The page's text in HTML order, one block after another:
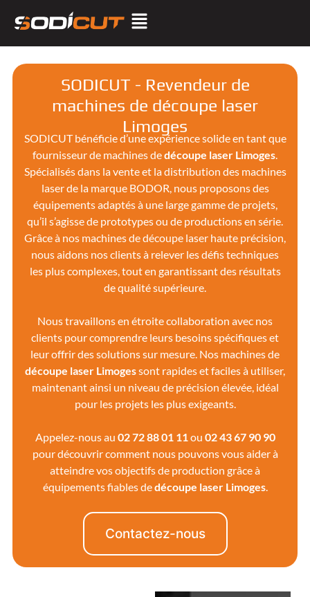
SODICUT - Revendeur de
machines de découpe laser
Limoges
SODICUT bénéficie d’une expérience solide en tant que
fournisseur de machines dedécoupe laser Limoges.
Spécialisés dans la vente et la distribution des machines
laser de la marque BODOR, nous proposons des
équipements adaptés à une large gamme de projets,
qu’il s’agisse de prototypes ou de productions en série.
Grâce à nos machines de découpe laser haute précision,
nous aidons nos clients à relever les défis techniques
les plus complexes, tout en garantissant des résultats
de qualité supérieure.
Nous travaillons en étroite collaboration avec nos
clients pour comprendre leurs besoins spécifiques et
leur offrir des solutions sur mesure. Nos machines de
découpe laser Limogessont rapides et faciles à utiliser,
maintenant ainsi un niveau de précision élevée, idéal
pour les projets les plus exigeants.
Appelez-nous au 02 72 88 01 11ou 02 43 67 90 90
pour découvrir comment nous pouvons vous aider à
atteindre vos objectifs de production grâce à
équipements fiables dedécoupe laser Limoges.
Contactez-nous